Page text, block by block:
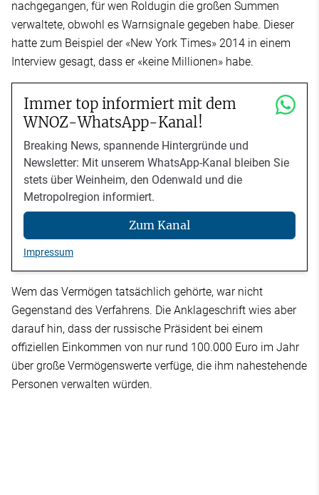
nachgegangen, für wen Roldugin die großen Summen
verwaltete, obwohl es Warnsignale gegeben habe. Dieser
hatte zum Beispiel der «New York Times» 2014 in einem
Interview gesagt, dass er «keine Millionen» habe.
Immer top informiert mit dem
WNOZ-WhatsApp-Kanal!
Breaking News, spannende Hintergründe und
Newsletter: Mit unserem WhatsApp-Kanal bleiben Sie
stets über Weinheim, den Odenwald und die
Metropolregion informiert.
Zum Kanal
Impressum
Wem das Vermögen tatsächlich gehörte, war nicht
Gegenstand des Verfahrens. Die Anklageschrift wies aber
darauf hin, dass der russische Präsident bei einem
offiziellen Einkommen von nur rund 100.000 Euro im Jahr
über große Vermögenswerte verfüge, die ihm nahestehende
Personen verwalten würden.